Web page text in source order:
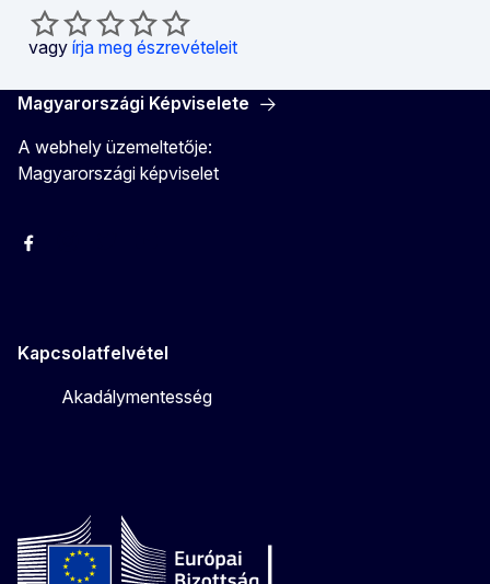
vagy írja meg észrevételeit
Magyarországi Képviselete
A webhely üzemeltetője:
Magyarországi képviselet
Facebook
Kapcsolatfelvétel
Akadálymentesség